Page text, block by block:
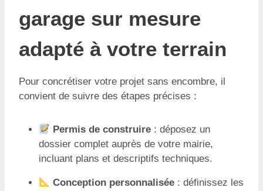
garage sur mesure
adapté à votre terrain
Pour concrétiser votre projet sans encombre, il
convient de suivre des étapes précises :
Permis de construire : déposez un
dossier complet auprès de votre mairie,
incluant plans et descriptifs techniques.
Conception personnalisée : définissez les